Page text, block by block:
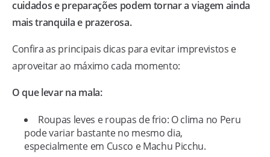
cuidados e preparações podem tornar a viagem ainda
mais tranquila e prazerosa.
Confira as principais dicas para evitar imprevistos e
aproveitar ao máximo cada momento:
O que levar na mala:
Roupas leves e roupas de frio: O clima no Peru
pode variar bastante no mesmo dia,
especialmente em Cusco e Machu Picchu.